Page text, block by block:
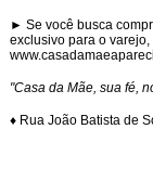
► Se você busca
exclusivo para o
"Casa da Mãe, sua fé,
♦ Rua João Batista de